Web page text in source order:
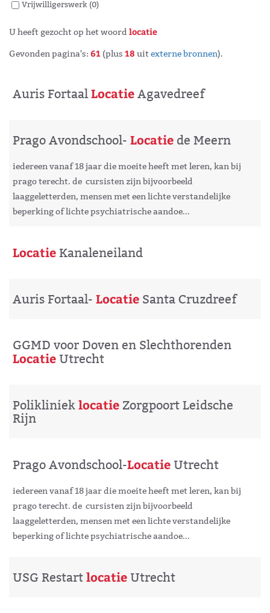
Vrijwilligerswerk (0)
U heeft gezocht op het woordlocatie
Gevonden pagina's: 61 (plus 18 uit externe bronnen).
Auris FortaalLocatie Agavedreef
Prago Avondschool- Locatie de Meern
iedereen vanaf 18 jaar die moeite heeft met leren, kan bij
prago terecht. de cursisten zijn bijvoorbeeld
laaggeletterden, mensen met een lichte verstandelijke
beperking of lichte psychiatrische aandoe...
Locatie Kanaleneiland
Auris Fortaal- Locatie Santa Cruzdreef
GGMD voor Doven en Slechthorenden
Locatie Utrecht
Polikliniek locatie Zorgpoort Leidsche
Rijn
Prago Avondschool-Locatie Utrecht
iedereen vanaf 18 jaar die moeite heeft met leren, kan bij
prago terecht. de cursisten zijn bijvoorbeeld
laaggeletterden, mensen met een lichte verstandelijke
beperking of lichte psychiatrische aandoe...
USG Restart locatie Utrecht